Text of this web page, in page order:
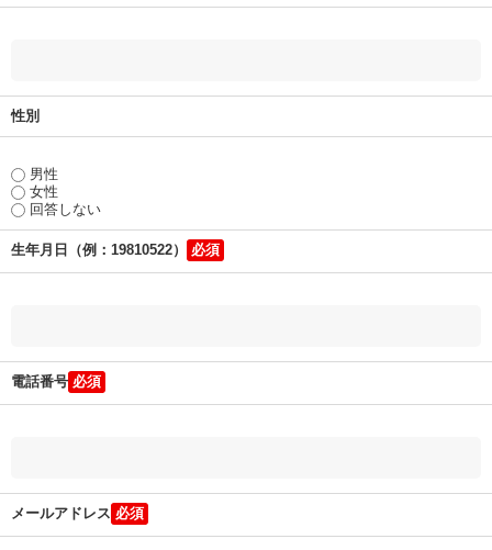
性別
男性
女性
回答しない
生年月日（例：19810522）
電話番号
メールアドレス